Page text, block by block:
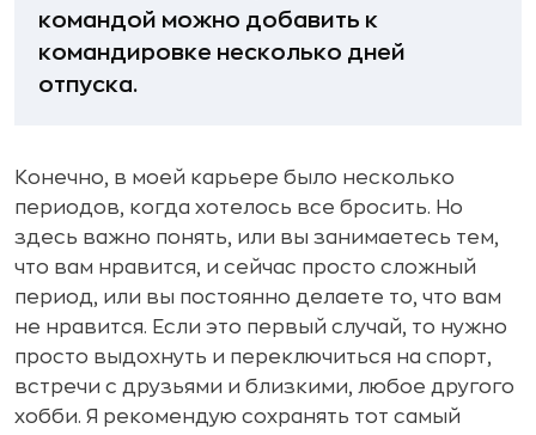
командой можно добавить к
командировке несколько дней
отпуска.
Конечно, в моей карьере было несколько
периодов, когда хотелось все бросить. Но
здесь важно понять, или вы занимаетесь тем,
что вам нравится, и сейчас просто сложный
период, или вы постоянно делаете то, что вам
не нравится. Если это первый случай, то нужно
просто выдохнуть и переключиться на спорт,
встречи с друзьями и близкими, любое другого
хобби. Я рекомендую сохранять тот самый